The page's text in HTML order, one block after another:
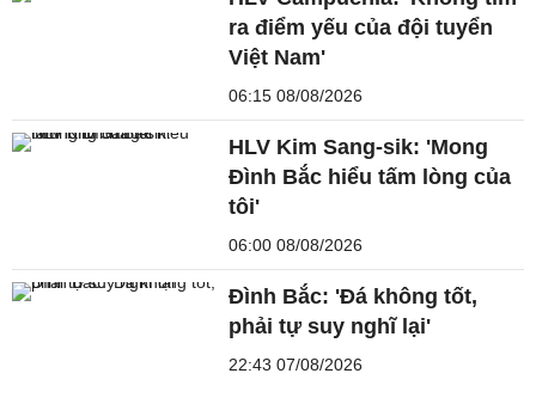
ra điểm yếu của đội tuyển
Việt Nam'
06:15 08/08/2026
HLV Kim Sang-sik: 'Mong
Đình Bắc hiểu tấm lòng của
tôi'
06:00 08/08/2026
Đình Bắc: 'Đá không tốt,
phải tự suy nghĩ lại'
22:43 07/08/2026